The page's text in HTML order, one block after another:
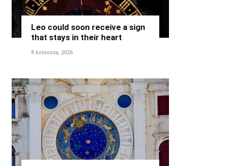
Leo could soon receive a sign
that stays in their heart
8 kolovoza, 2026